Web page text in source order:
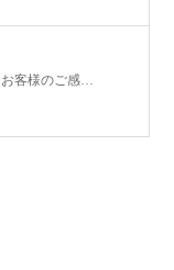
客様のご感…